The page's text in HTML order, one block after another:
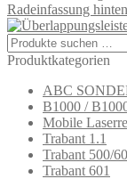
Radeinfassung
Suchen
nach:
Produktkategorien
ABC
B1000 /
Mobile
Trabant 1.1
Trabant 500/
Trabant 601